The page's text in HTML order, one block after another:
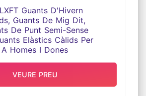
arraps i abrasió.
DE 30 DIES: si té algun problema,
amb nosaltres. La teva
al 100% és la nostra missió final
CÀLIDS PER A HOMES I
DONES
VEURE PREU